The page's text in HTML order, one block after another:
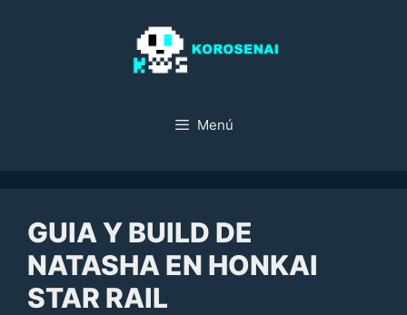
Menú
GUIA Y BUILD DE
NATASHA EN HONKAI
STAR RAIL